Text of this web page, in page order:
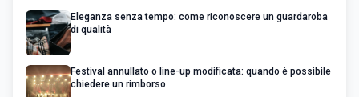
Eleganza senza tempo: come riconoscere un guardaroba
di qualità
Festival annullato o line-up modificata: quando è possibile
chiedere un rimborso